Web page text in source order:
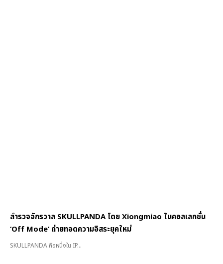
สำรวจจักรวาล SKULLPANDA โดย Xiongmiao ในคอลเลกชั่น
‘Off Mode’ ถ่ายทอดความอิสระยุคใหม่
SKULLPANDA คือหนึ่งใน IP...